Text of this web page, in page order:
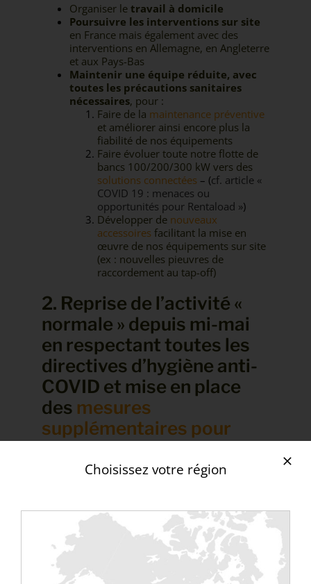
Organiser le travail à domicile
Poursuivre les interventions sur site
en France mais également avec des
interventions en Allemagne, en Angleterre
et aux Pays-Bas
Maintenir une équipe réduite, avec
toutes les précautions sanitaires
nécessaires, pour :
Faire de la maintenance préventive
et améliorer ainsi encore plus la
fiabilité de nos équipements
Faire évoluer toute notre flotte de
bancs 100/200/300 kW vers des
solutions connectées – (cf. article «
COVID 19 : menaces ou
opportunités pour Rentaload »)
Développer de nouveaux
accessoires facilitant la mise en
œuvre de nos équipements sur site
(ex : nouvelles pieuvres de
raccordement au tap-off)
2. Reprise de l’activité «
normale » depuis mi-mai
en respectant toutes les
directives d’hygiène anti-
COVID et mise en place
des mesures
supplémentaires pour
mais aussi nos clients
susceptibles de manipuler
nos équipements :
Rédaction d’unecharte de bonne
conduite face au COVID-19
rappelant
Choisissez votre région